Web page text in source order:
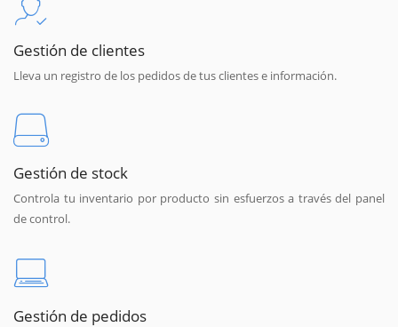
Gestión de clientes
Lleva un registro de los pedidos de tus clientes e información.
Gestión de stock
Controla tu inventario por producto sin esfuerzos a través del panel
de control.
Gestión de pedidos